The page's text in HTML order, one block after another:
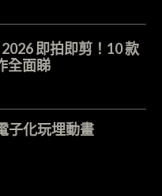
即拍即剪！10 款
全面睇
子化玩埋動畫